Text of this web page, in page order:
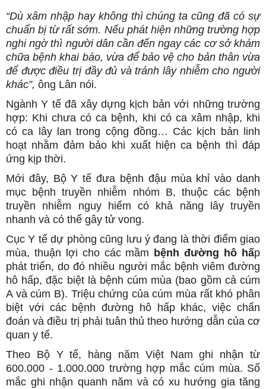
“Dù xâm nhập hay không thì chúng ta cũng đã có sự
chuẩn bị từ rất sớm. Nếu phát hiện những trường hợp
nghi ngờ thì người dân cần đến ngay các cơ sở khám
chữa bệnh khai báo, vừa để bảo vệ cho bản thân vừa
để được điều trị đầy đủ và tránh lây nhiễm cho người
khác”, ông Lân nói.
Ngành Y tế đã xây dựng kịch bản với những trường
hợp: Khi chưa có ca bệnh, khi có ca xâm nhập, khi
có ca lây lan trong cộng đồng… Các kịch bản linh
hoạt nhằm đảm bảo khi xuất hiện ca bệnh thì đáp
ứng kịp thời.
Mới đây, Bộ Y tế đưa bệnh đậu mùa khỉ vào danh
mục bệnh truyền nhiễm nhóm B, thuộc các bệnh
truyền nhiễm nguy hiểm có khả năng lây truyền
nhanh và có thể gây tử vong.
Cục Y tế dự phòng cũng lưu ý đang là thời điểm giao
mùa, thuận lợi cho các mầm bệnh đường hô hấp
phát triển, do đó nhiều người mắc bệnh viêm đường
hô hấp, đặc biệt là bệnh cúm mùa (bao gồm cả cúm
A và cúm B). Triệu chứng của cúm mùa rất khó phân
biệt với các bệnh đường hô hấp khác, việc chẩn
đoán và điều trị phải tuân thủ theo hướng dẫn của cơ
quan y tế.
Theo Bộ Y tế, hàng năm Việt Nam ghi nhận từ
600.000 - 1.000.000 trường hợp mắc cúm mùa. Số
mắc ghi nhận quanh năm và có xu hướng gia tăng